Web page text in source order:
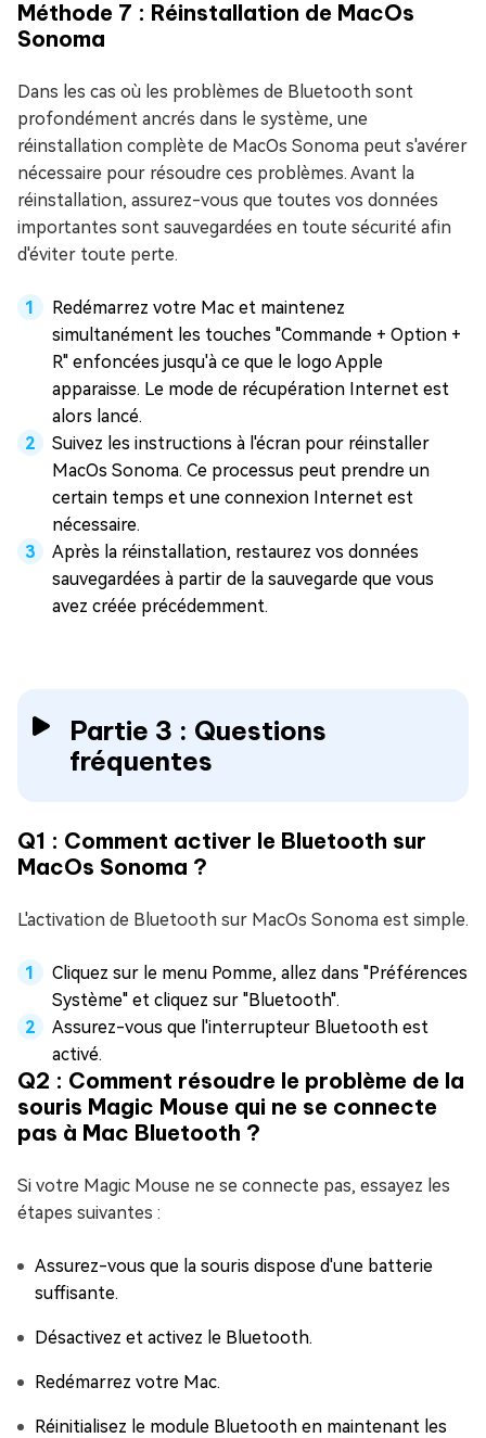
Méthode 7 : Réinstallation de MacOs
Sonoma
Dans les cas où les problèmes de Bluetooth sont
profondément ancrés dans le système, une
réinstallation complète de MacOs Sonoma peut s'avérer
nécessaire pour résoudre ces problèmes. Avant la
réinstallation, assurez-vous que toutes vos données
importantes sont sauvegardées en toute sécurité afin
d'éviter toute perte.
Redémarrez votre Mac et maintenez
simultanément les touches "Commande + Option +
R" enfoncées jusqu'à ce que le logo Apple
apparaisse. Le mode de récupération Internet est
alors lancé.
Suivez les instructions à l'écran pour réinstaller
MacOs Sonoma. Ce processus peut prendre un
certain temps et une connexion Internet est
nécessaire.
Après la réinstallation, restaurez vos données
sauvegardées à partir de la sauvegarde que vous
avez créée précédemment.
Partie 3 : Questions
fréquentes
Q1 : Comment activer le Bluetooth sur
MacOs Sonoma ?
L'activation de Bluetooth sur MacOs Sonoma est simple.
Cliquez sur le menu Pomme, allez dans "Préférences
Système" et cliquez sur "Bluetooth".
Assurez-vous que l'interrupteur Bluetooth est
activé.
Q2 : Comment résoudre le problème de la
souris Magic Mouse qui ne se connecte
pas à Mac Bluetooth ?
Si votre Magic Mouse ne se connecte pas, essayez les
étapes suivantes :
Assurez-vous que la souris dispose d'une batterie
suffisante.
Désactivez et activez le Bluetooth.
Redémarrez votre Mac.
Réinitialisez le module Bluetooth en maintenant les